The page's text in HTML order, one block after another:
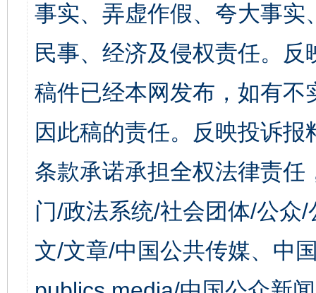
事实、弄虚作假、夸大事
民事、经济及侵权责任。
稿件已经本网发布，如有
因此稿的责任。反映投诉
条款承诺承担全权法律责
门/政法系统/社会团体/公众
文/文章/中国公共传媒、中